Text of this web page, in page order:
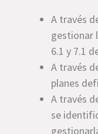
A través
gestionar
6.1 y 7.1
A través
planes
A través
se